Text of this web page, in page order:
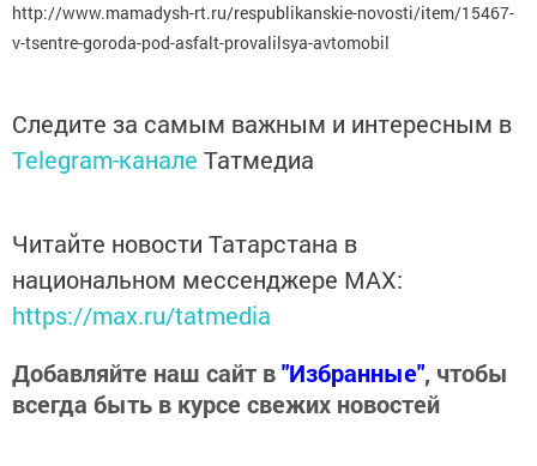
http://www.mamadysh-rt.ru/respublikanskie-novosti/item/15467-
v-tsentre-goroda-pod-asfalt-provalilsya-avtomobil
Следите за самым важным и интересным в
Telegram-канале Татмедиа
Читайте новости Татарстана в
национальном мессенджере MАХ:
https://max.ru/tatmedia
Добавляйте наш сайт в"Избранные", чтобы
всегда быть в курсе свежих новостей